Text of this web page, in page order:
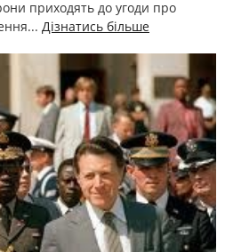
приходять до угоди про
Дізнатись більше